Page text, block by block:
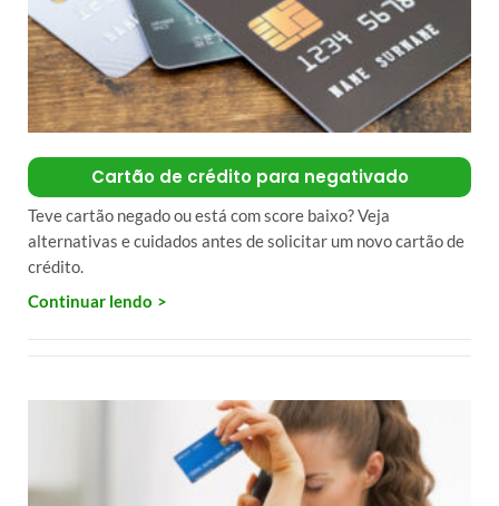
Cartão de crédito para negativado
Teve cartão negado ou está com score baixo? Veja
alternativas e cuidados antes de solicitar um novo cartão de
crédito.
Continuar lendo